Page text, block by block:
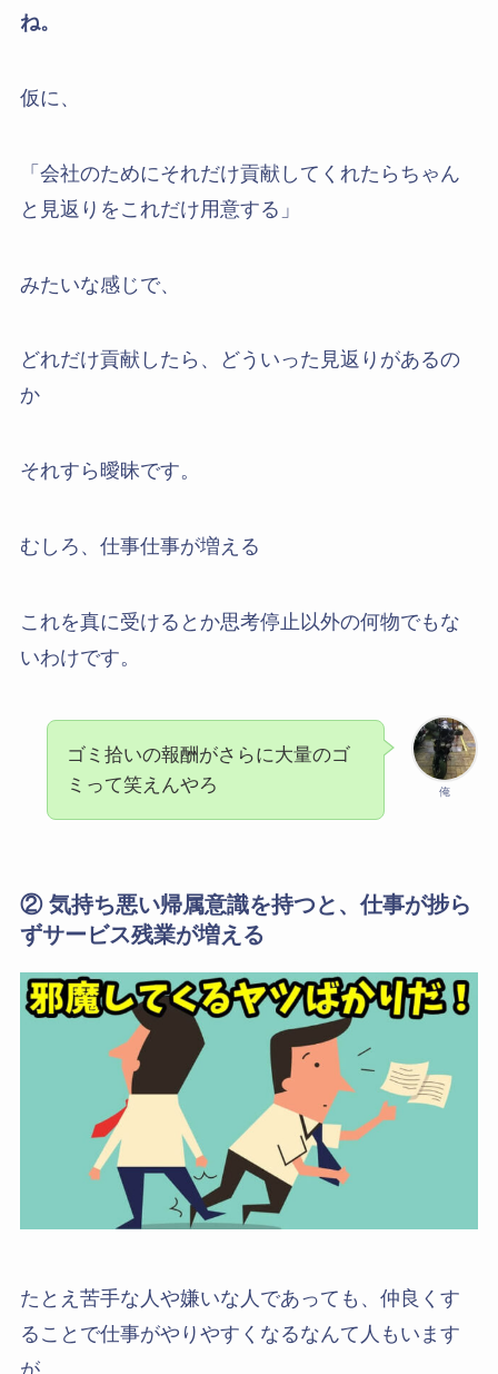
ね。
仮に、
「会社のためにそれだけ貢献してくれたらちゃん
と見返りをこれだけ用意する」
みたいな感じで、
どれだけ貢献したら、どういった見返りがあるの
か
それすら曖昧です。
むしろ、仕事仕事が増える
これを真に受けるとか思考停止以外の何物でもな
いわけです。
俺
ゴミ拾いの報酬がさらに大量のゴ
ミって笑えんやろ
② 気持ち悪い帰属意識を持つと、仕事が捗ら
ずサービス残業が増える
たとえ苦手な人や嫌いな人であっても、仲良くす
ることで仕事がやりやすくなるなんて人もいます